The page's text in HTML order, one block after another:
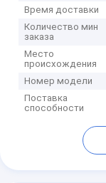
Время доставки
Количество мин
заказа
Место
происхождения
Номер модели
Поставка
способности